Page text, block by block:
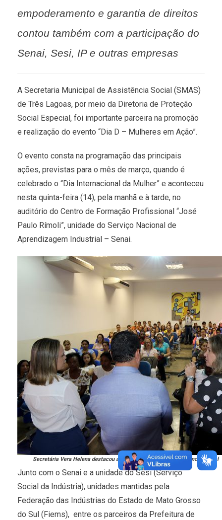
empoderamento e garantia de direitos
contou também com a participação do
Senai, Sesi, IP e outras empresas
A Secretaria Municipal de Assistência Social (SMAS)
de Três Lagoas, por meio da Diretoria de Proteção
Social Especial, foi importante parceira na promoção
e realização do evento “Dia D – Mulheres em Ação”.
O evento consta na programação das principais
ações, previstas para o mês de março, quando é
celebrado o “Dia Internacional da Mulher” e aconteceu
nesta quinta-feira (14), pela manhã e à tarde, no
auditório do Centro de Formação Profissional “José
Paulo Rímoli”, unidade do Serviço Nacional de
Aprendizagem Industrial – Senai.
Secretária Vera Helena destacou a atenção à mulher na Assistência Social
Junto com o Senai e a unidade do Sesi (Serviço
Social da Indústria), unidades mantidas pela
Federação das Indústrias do Estado de Mato Grosso
do Sul (Fiems), entre os parceiros da Prefeitura de